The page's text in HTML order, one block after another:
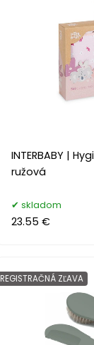
INTERBABY |
ružová
skladom
23.55 €
REGISTRAČNÁ ZĽAVA